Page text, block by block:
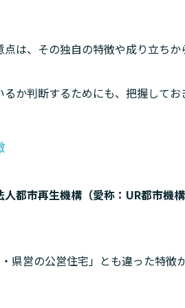
は、その独自の特徴や成り立ちか
か判断するためにも、把握してお
人都市再生機構（愛称：UR都市機
県営の公営住宅」とも違った特徴